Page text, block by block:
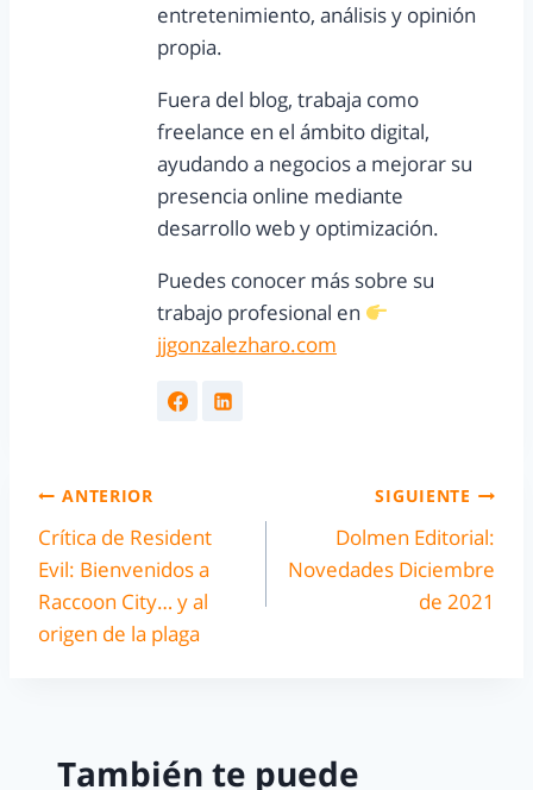
entretenimiento, análisis y opinión
propia.
Fuera del blog, trabaja como
freelance en el ámbito digital,
ayudando a negocios a mejorar su
presencia online mediante
desarrollo web y optimización.
Puedes conocer más sobre su
trabajo profesional en
jjgonzalezharo.com
ANTERIOR
Crítica de Resident
Evil: Bienvenidos a
Raccoon City… y al
origen de la plaga
SIGUIENTE
Dolmen Editorial:
Novedades Diciembre
de 2021
También te puede